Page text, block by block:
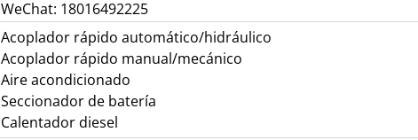
WeChat: 18016492225
Acoplador rápido automático/hidráulico
Acoplador rápido manual/mecánico
Aire acondicionado
Seccionador de batería
Calentador diesel